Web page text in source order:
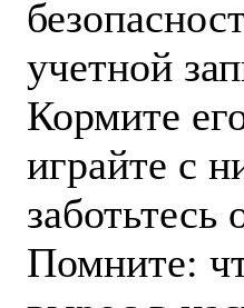
учетной
Кормите
играйте с
заботьтесь
Помните: